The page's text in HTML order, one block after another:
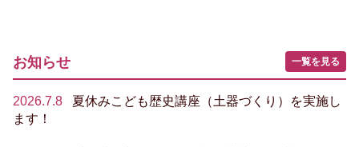
お知らせ 一覧を見る
2026.7.8
夏休みこども歴史講座（土器づくり）を実施し
ます！